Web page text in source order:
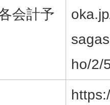
会計予
ho/2/